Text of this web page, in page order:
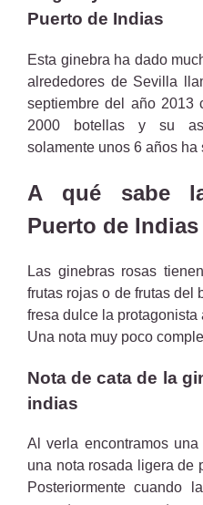
Puerto de Indias
Esta ginebra ha dado
alrededores de Sevilla
septiembre del año 2013
2000 botellas y su
solamente unos 6 años ha
A qué sabe
Puerto de Indias
Las ginebras rosas
frutas rojas o de frutas del
fresa dulce la protagonista
Una nota muy poco
Nota de cata de la
indias
Al verla encontramos
una nota rosada ligera de
Posteriormente cuando